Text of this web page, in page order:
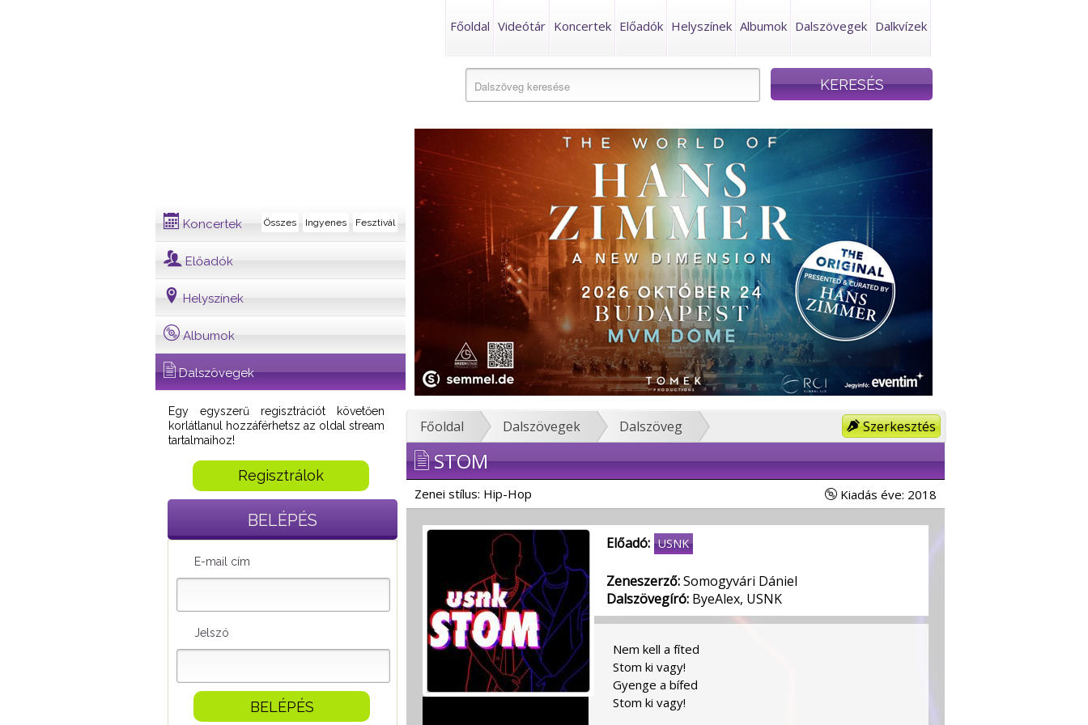
Főoldal Videótár Koncertek Előadók Helyszínek Albumok Dalszövegek Dalkvízek
Koncertek Fesztivál
Ingyenes
Összes
Előadók
Helyszínek
Albumok
Dalszövegek
Egy egyszerű regisztrációt követően
korlátlanul hozzáférhetsz az oldal stream
tartalmaihoz!
Regisztrálok
BELÉPÉS
E-mail cím
Jelszó
Szerkesztés
Főoldal Dalszövegek Dalszöveg
STOM
Zenei stílus: Hip-Hop Kiadás éve: 2018
Előadó: USNK
Zeneszerző:Somogyvári Dániel
Dalszövegíró: ByeAlex, USNK
Nem kell a fíted
Stom ki vagy!
Gyenge a bífed
Stom ki vagy!